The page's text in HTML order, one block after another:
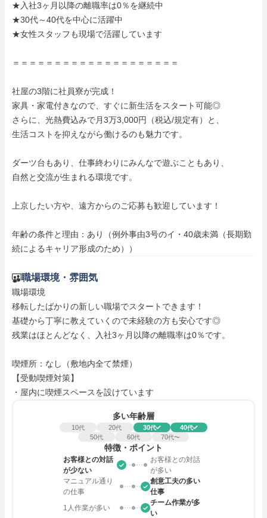
★入社3ヶ月以降の離職率は0％を継続中
★30代～40代を中心に活躍中
★女性スタッフも現場で活躍しています
＝＝＝＝＝＝＝＝＝＝＝＝＝＝＝＝＝＝＝＝
社屋の3階に社員寮が完成！
家具・家電付きなので、すぐに新生活をスタート可能◎
さらに、光熱費込みで月3万3,000円（税込/規定有）と、
生活コストを抑えながら働けるのも魅力です。
ダーツ台もあり、仕事終わりにみんなで遊ぶこともあり、
自然と交流が生まれる環境です。
上京したい方や、遠方からのご応募も歓迎しています！
年齢の条件と理由：あり（例外事由3号のイ・40歳未満（長期勤
続によるキャリア形成のため））
職場環境・雰囲気
職場環境
移転したばかりの新しい職場でスタートできます！
基礎から丁寧に教えていくので未経験の方も安心です◎
残業はほとんどなく、入社3ヶ月以降の離職率は0％です。
喫煙所：なし（敷地内全て禁煙）
【受動喫煙対策】
・屋内に喫煙スペースを設けています
多い年齢層
10代 20代 30代 40代
50代 60代 70代〜
特徴・ポイント
お客様との対話
が少ない
お客様との対話
が多い
マニュアル通り
の仕事
創意工夫の多い
仕事
1人作業が多い
チーム作業が多
い